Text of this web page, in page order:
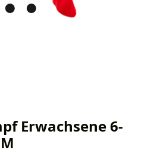
Erwachsene 6-